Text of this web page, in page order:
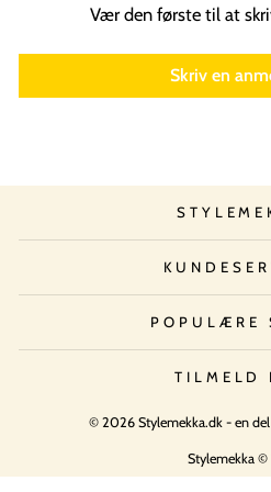
Vær den første til at
Skriv en
POPULÆRE
TILMELD
© 2026 Stylemekka.dk - en
Stylemekka